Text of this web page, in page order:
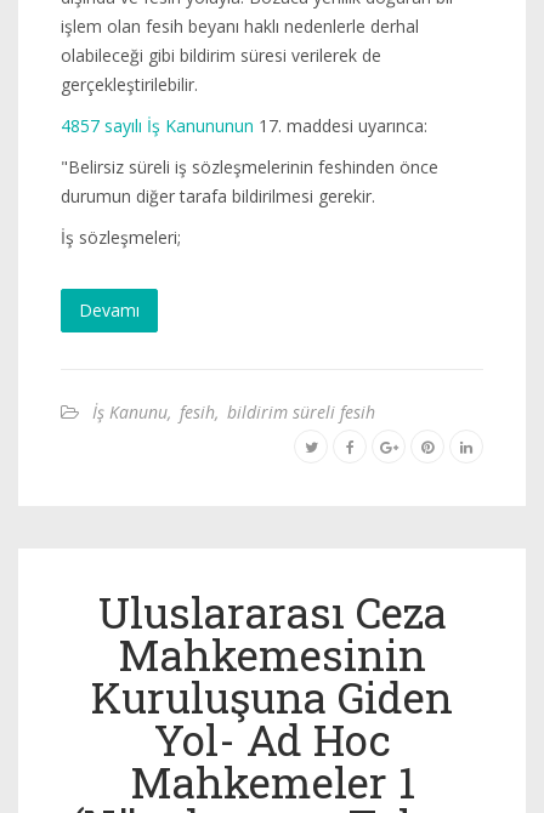
işlem olan fesih beyanı haklı nedenlerle derhal
olabileceği gibi bildirim süresi verilerek de
gerçekleştirilebilir.
4857 sayılı İş Kanununun 17. maddesi uyarınca:
"Belirsiz süreli iş sözleşmelerinin feshinden önce
durumun diğer tarafa bildirilmesi gerekir.
İş sözleşmeleri;
Devamı
İş Kanunu, fesih, bildirim süreli fesih
Uluslararası Ceza
Mahkemesinin
Kuruluşuna Giden
Yol- Ad Hoc
Mahkemeler 1